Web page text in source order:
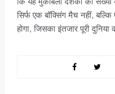
सिर्फ एक बॉक्सिंग मैच नहीं,
होगा, जिसका इंतजार पूरी दुनिया